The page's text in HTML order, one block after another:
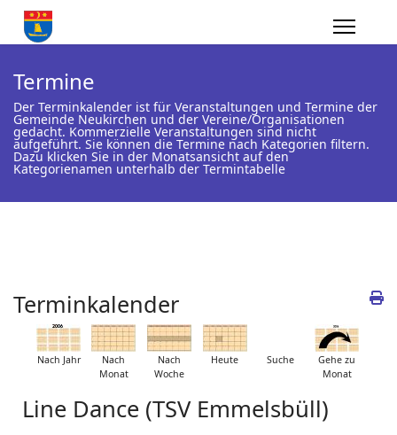
Termine
Der Terminkalender ist für Veranstaltungen und Termine der
Gemeinde Neukirchen und der Vereine/Organisationen
gedacht. Kommerzielle Veranstaltungen sind nicht
aufgeführt. Sie können die Termine nach Kategorien filtern.
Dazu klicken Sie in der Monatsansicht auf den
Kategorienamen unterhalb der Termintabelle
Terminkalender
Nach Jahr
Nach
Monat
Nach
Woche
Heute Suche
Gehe zu
Monat
Line Dance (TSV Emmelsbüll)